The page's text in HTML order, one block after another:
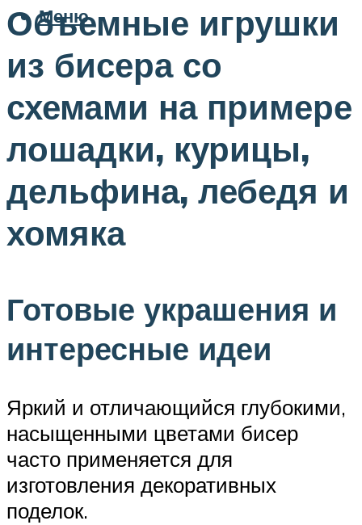
Меню
Объемные игрушки
из бисера со
схемами на примере
лошадки, курицы,
дельфина, лебедя и
хомяка
Готовые украшения и
интересные идеи
Яркий и отличающийся глубокими,
насыщенными цветами бисер
часто применяется для
изготовления декоративных
поделок.